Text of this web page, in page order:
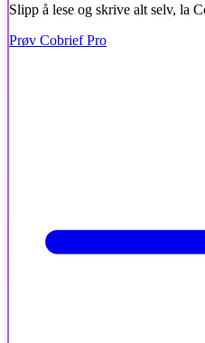
Slipp å lese og skrive alt selv, la
Prøv Cobrief Pro